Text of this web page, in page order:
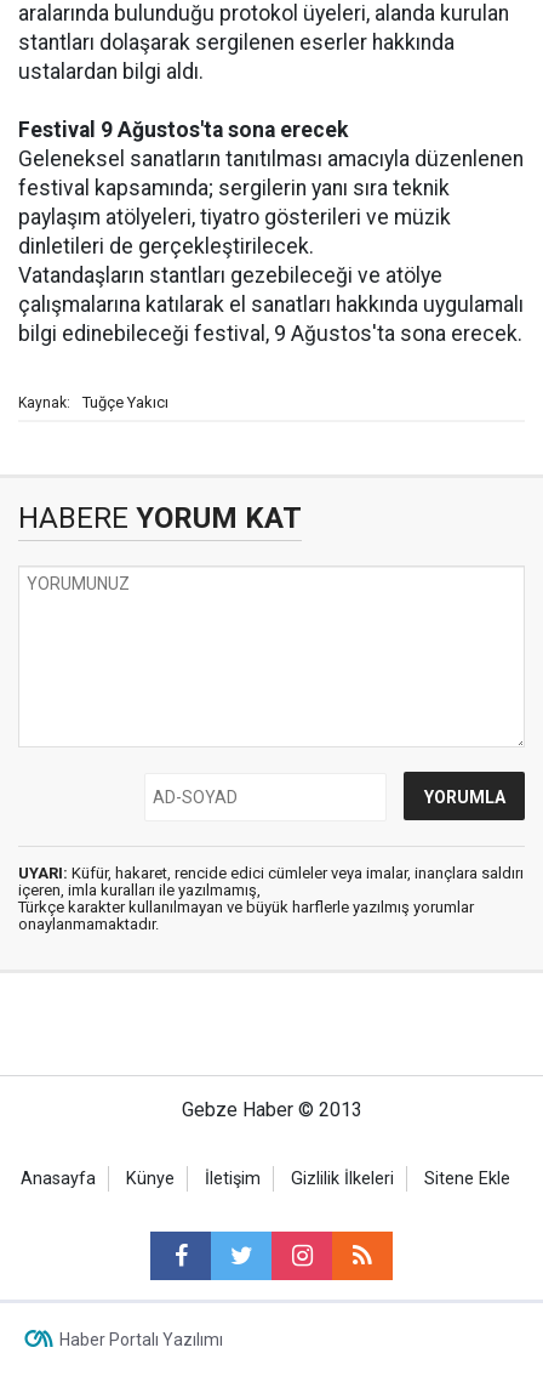
aralarında bulunduğu protokol üyeleri, alanda kurulan
stantları dolaşarak sergilenen eserler hakkında
ustalardan bilgi aldı.
Festival 9 Ağustos'ta sona erecek
Geleneksel sanatların tanıtılması amacıyla düzenlenen
festival kapsamında; sergilerin yanı sıra teknik
paylaşım atölyeleri, tiyatro gösterileri ve müzik
dinletileri de gerçekleştirilecek.
Vatandaşların stantları gezebileceği ve atölye
çalışmalarına katılarak el sanatları hakkında uygulamalı
bilgi edinebileceği festival, 9 Ağustos'ta sona erecek.
Kaynak: Tuğçe Yakıcı
HABERE YORUM KAT
UYARI: Küfür, hakaret, rencide edici cümleler veya imalar, inançlara saldırı
içeren, imla kuralları ile yazılmamış,
Türkçe karakter kullanılmayan ve büyük harflerle yazılmış yorumlar
onaylanmamaktadır.
Gebze Haber © 2013
Anasayfa Künye İletişim Gizlilik İlkeleri Sitene Ekle
Haber Portalı Yazılımı